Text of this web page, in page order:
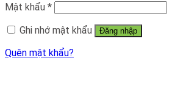
Mật khẩu *
Ghi nhớ mật khẩu
Đăng nhập
Quên mật khẩu?